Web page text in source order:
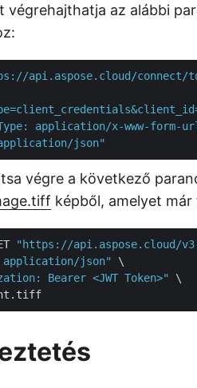
végrehajthatja az alábbi
api.aspose.cloud/connect/
application/x-www-form-
json"
végre a következő
képből, amelyet
"https://api.aspose.cloud/
application/json"
\
Bearer <JWT Token>"
\